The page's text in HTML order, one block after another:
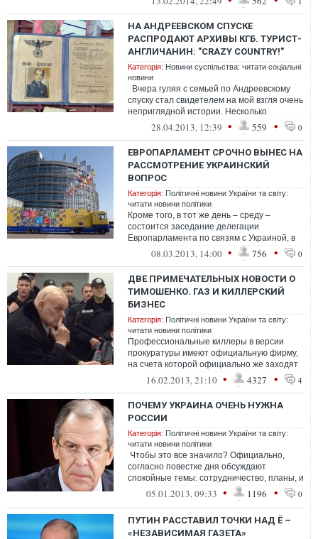
двойственное чувс...
НА АНДРЕЕВСКОМ СПУСКЕ
РАСПРОДАЮТ АРХИВЫ КГБ. ТУРИСТ-
АНГЛИЧАНИН: "CRAZY COUNTRY!"
Категорія: Новини суспільства: читати соціальні
новини
Вчера гуляя с семьей по Андреевскому
спуску стал свидетелем на мой взгля очень
неприглядной истории. Несколько
англичан стояли возле раскладки...
28.04.2013, 12:39 • 559 • 0
ЕВРОПАРЛАМЕНТ СРОЧНО ВЫНЕС НА
РАССМОТРЕНИЕ УКРАИНСКИЙ
ВОПРОС
Категорія: Політичні новини України та світу:
читати новини політики
Кроме того, в тот же день – среду –
состоится заседание делегации
Европарламента по связям с Украиной, в
рамках которого будет обсуждаться...
08.03.2013, 14:00 • 756 • 0
ДВЕ ПРИМЕЧАТЕЛЬНЫХ НОВОСТИ О
ТИМОШЕНКО. ГАЗ И КИЛЛЕРСКИЙ
БИЗНЕС
Категорія: Політичні новини України та світу:
читати новини політики
Профессиональные киллеры в версии
прокуратуры имеют официальную фирму,
на счета которой официально же заходят
миллионы прямо от заказчиков.
16.02.2013, 21:10 • 4327 • 4
ПОЧЕМУ УКРАИНА ОЧЕНЬ НУЖНА
РОССИИ
Категорія: Політичні новини України та світу:
читати новини політики
Чтобы это все значило? Официально,
согласно повестке дня обсуждают
спокойные темы: сотрудничество, планы, и
председательство Украины в ОБСЕ. Тем...
05.01.2013, 09:33 • 1196 • 0
ПУТИН РАССТАВИЛ ТОЧКИ НАД Ё –
«НЕЗАВИСИМАЯ ГАЗЕТА»